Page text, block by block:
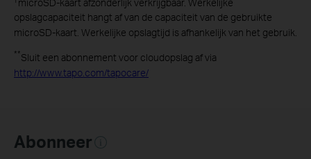
opslagcapaciteit hangt af van de capaciteit van de gebruikte
microSD-kaart. Werkelijke opslagtijd is afhankelijk van het gebruik.
**Sluit een abonnement voor cloudopslag af via
http://www.tapo.com/tapocare/
Abonneer